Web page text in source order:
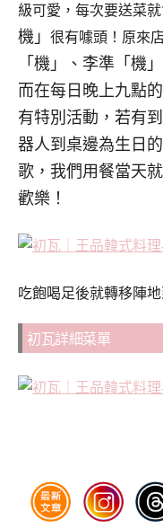
級可愛，每次要送菜
機」 很有噱頭！原來
「機」、李準「機
而在每日晚上九點
有特別活動，若有
器人到桌邊為生日
歌，我們用餐當天
歡樂！
吃飽喝足後就轉移陣
初瓦詳細菜單